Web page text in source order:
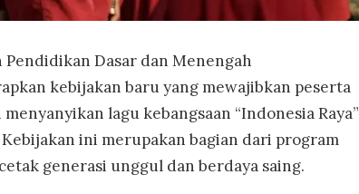
Dasar dan Menengah
kebijakan baru yang mewajibkan peserta
lagu kebangsaan “Indonesia Raya”
ini merupakan bagian dari program
generasi unggul dan berdaya saing.